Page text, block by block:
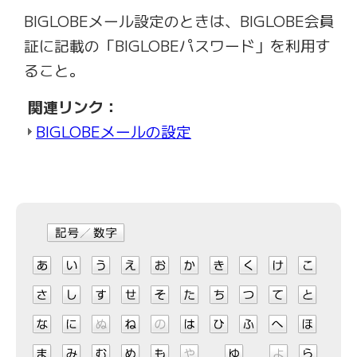
BIGLOBEメール設定のときは、BIGLOBE会員
証に記載の「BIGLOBEパスワード」を利用す
ること。
関連リンク：
BIGLOBEメールの設定